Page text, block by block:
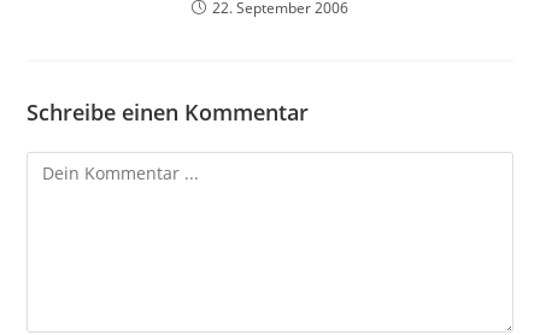
22. September 2006
Schreibe einen Kommentar
Kommentieren